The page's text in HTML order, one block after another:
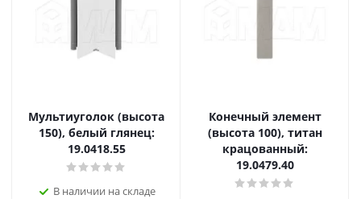
Мультиуголок (высота
150), белый глянец:
19.0418.55
В наличии на складе
Конечный элемент
(высота 100), титан
крацованный:
19.0479.40